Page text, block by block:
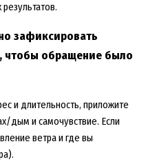
зафиксировать
чтобы обращение было
и длительность, приложите
дым и самочувствие. Если
ветра и где вы